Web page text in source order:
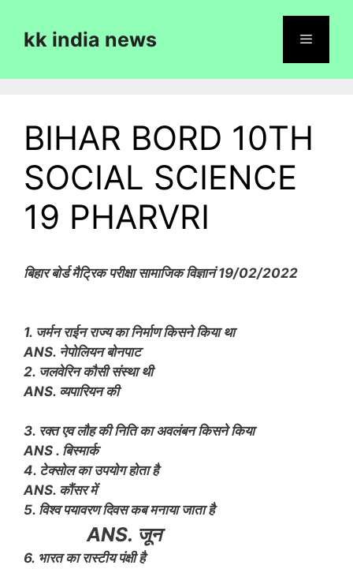
contentkk india news
BIHAR BORD 10TH
SOCIAL SCIENCE
19 PHARVRI
बिहार बोर्ड मैट्रिक परीक्षा सामाजिक विज्ञानं 19/02/2022
1. जर्मन राईन राज्य का निर्माण किसने किया था
ANS. नेपोलियन बोनपाट
2. जलवेरिन कौसी संस्था थी
ANS. व्यपारियन की
3. रक्त एव लौह की निति का अवलंबन किसने किया
ANS . बिस्मार्क
4. टेक्सोल का उपयोग होता है
ANS. कौंसर में
5. विश्व पयावरण दिवस कब मनाया जाता है
ANS. जून
6. भारत का रास्टीय पंक्षी है